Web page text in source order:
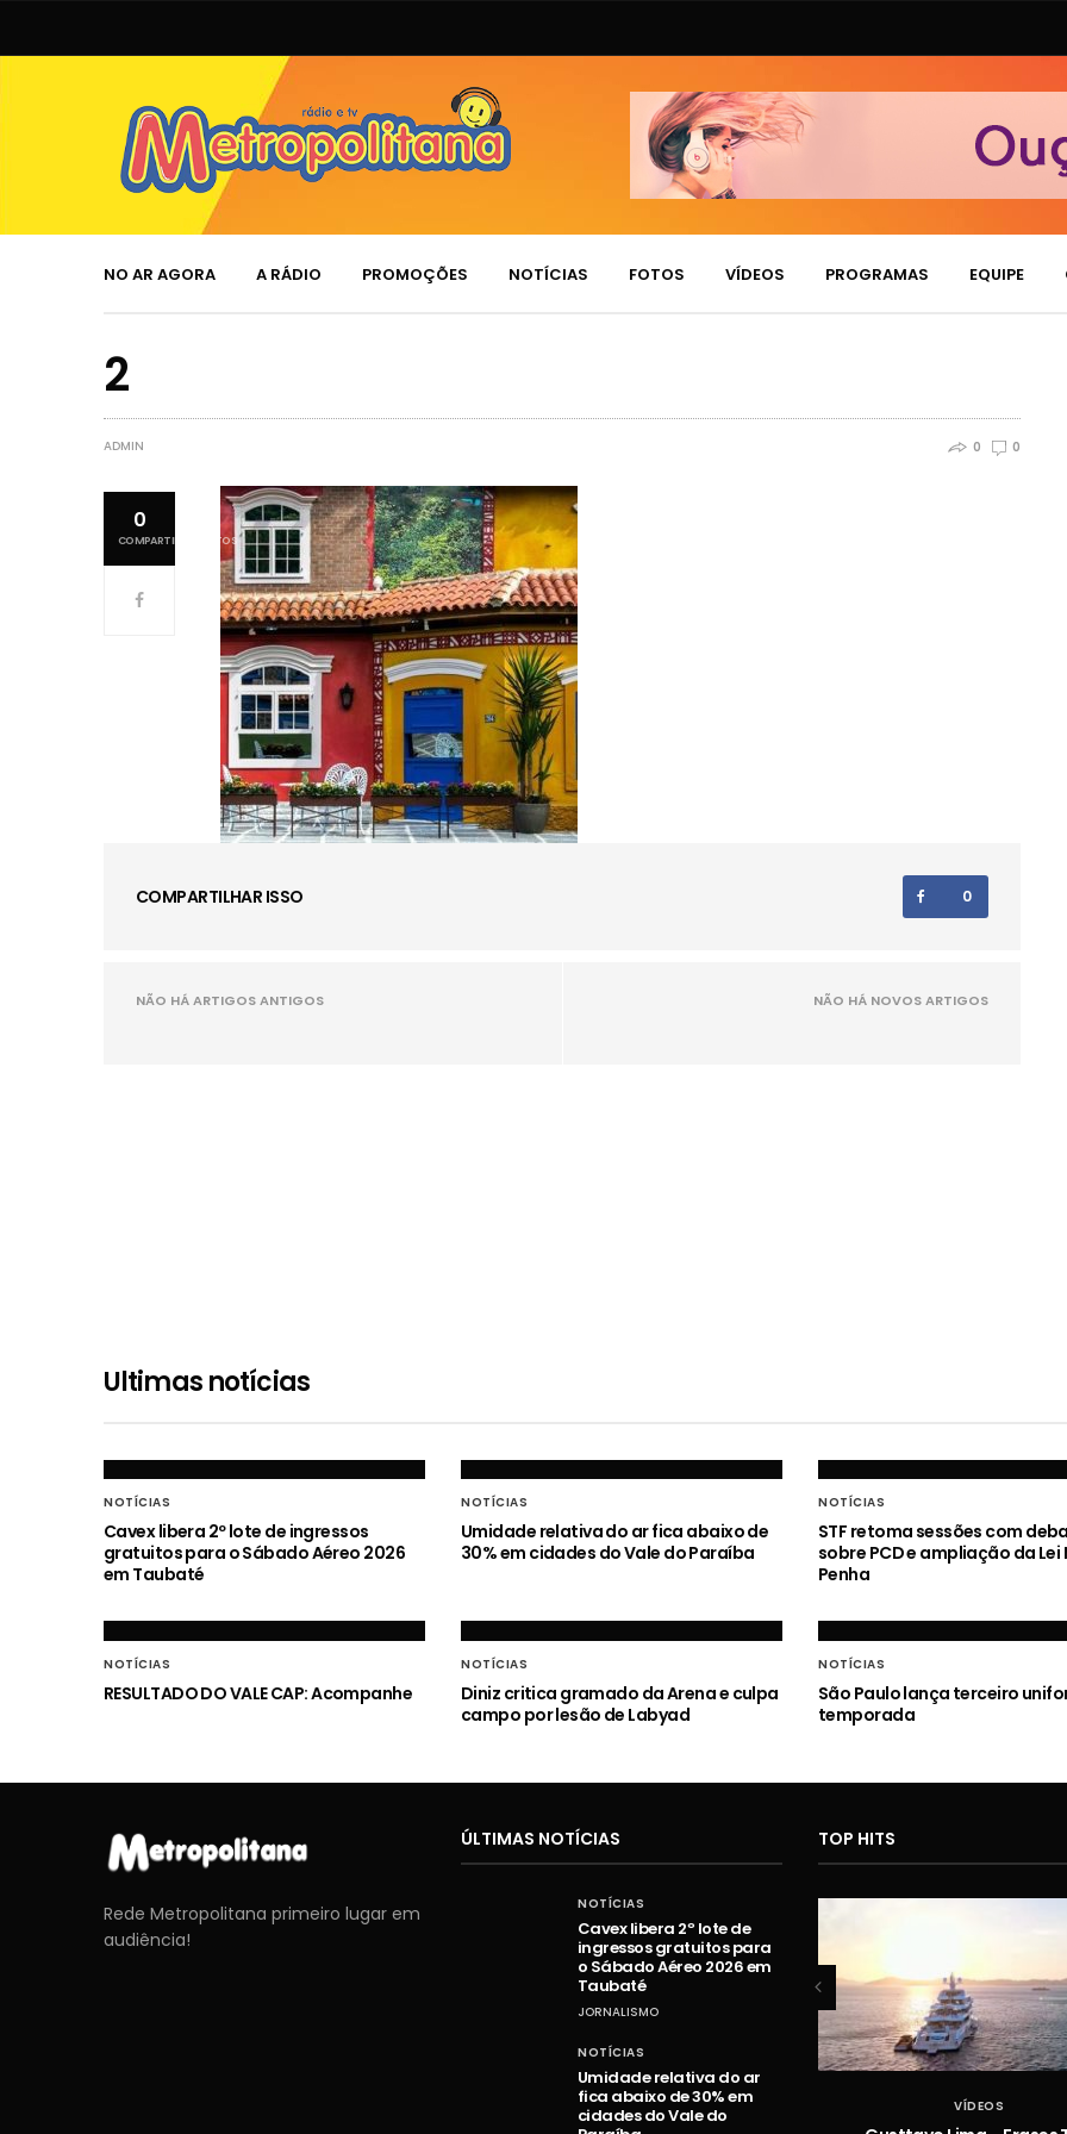
NO AR AGORA A RÁDIO PROMOÇÕES NOTÍCIAS FOTOS VÍDEOS PROGRAMAS EQUIPE
2
ADMIN 0 0
0
COMPARTILHAMENTOS
COMPARTILHAR ISSO 0
NÃO HÁ ARTIGOS ANTIGOS NÃO HÁ NOVOS ARTIGOS
Ultimas notícias
NOTÍCIAS
Cavex libera 2º lote de ingressos
gratuitos para o Sábado Aéreo 2026
em Taubaté
NOTÍCIAS
Umidade relativa do ar fica abaixo de
30% em cidades do Vale do Paraíba
NOTÍCIAS
STF retoma sessões com
sobre PCD e ampliação da
Penha
NOTÍCIAS
RESULTADO DO VALE CAP: Acompanhe
NOTÍCIAS
Diniz critica gramado da Arena e culpa
campo por lesão de Labyad
NOTÍCIAS
São Paulo lança terceiro
temporada
Rede Metropolitana primeiro lugar em
audiência!
ÚLTIMAS NOTÍCIAS
NOTÍCIAS
Cavex libera 2º lote de
ingressos gratuitos para
o Sábado Aéreo 2026 em
Taubaté
JORNALISMO
NOTÍCIAS
Umidade relativa do ar
fica abaixo de 30% em
cidades do Vale do
TOP HITS
VÍDEOS VÍDEOS